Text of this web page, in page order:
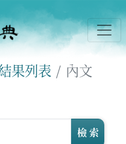
果列表 內文
檢 索